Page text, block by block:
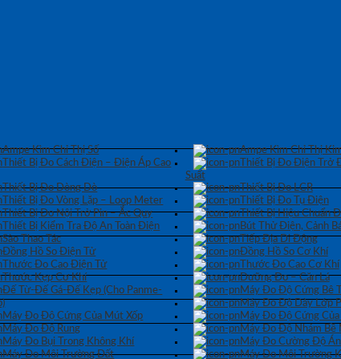
Ampe Kìm Chỉ Thị Số
Ampe Kìm Chỉ Thị
Thiết Bị Đo Cách Điện – Điện Áp Cao
Thiết Bị Đo Điện Trở
Suất
Thiết Bị Đo Dòng Dò
Thiết Bị Đo LCR
Thiết Bị Đo Vòng Lặp – Loop Meter
Thiết Bị Đo Tụ Điện
Thiết Bị Đo Nội Trở Pin – Ắc Quy
Thiết Bị Hiệu Chuẩn
Thiết Bị Kiểm Tra Độ An Toàn Điện
Bút Thử Điện, Cảnh
Sào Thao Tác
Tiếp Địa Di Động
Đồng Hồ So Điện Tử
Đồng Hồ So Cơ Khí
Thước Đo Cao Điện Tử
Thước Đo Cao Cơ Khí
Thước Kẹp Cơ Khí
Dưỡng Đo – Căn Lá
Đế Từ-Đế Gá-Đế Kẹp (Cho Panme-
Máy Đo Độ Cứng Bê
Máy Đo Độ Dày Lớp
Máy Đo Độ Cứng Của Mút Xốp
Máy Đo Độ Cứng Của
Máy Đo Độ Rung Máy Đo Độ Nhám Bề
Máy Đo Bụi Trong Không Khí
Máy Đo Cường Độ
Máy Đo Môi Trường Đất
Máy Đo Môi Trường